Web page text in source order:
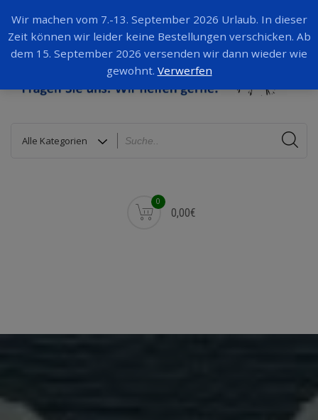
0
0,00€
Wir machen vom 7.-13. September 2026 Urlaub. In dieser
Zeit können wir leider keine Bestellungen verschicken. Ab
dem 15. September 2026 versenden wir dann wieder wie
gewohnt. Verwerfen